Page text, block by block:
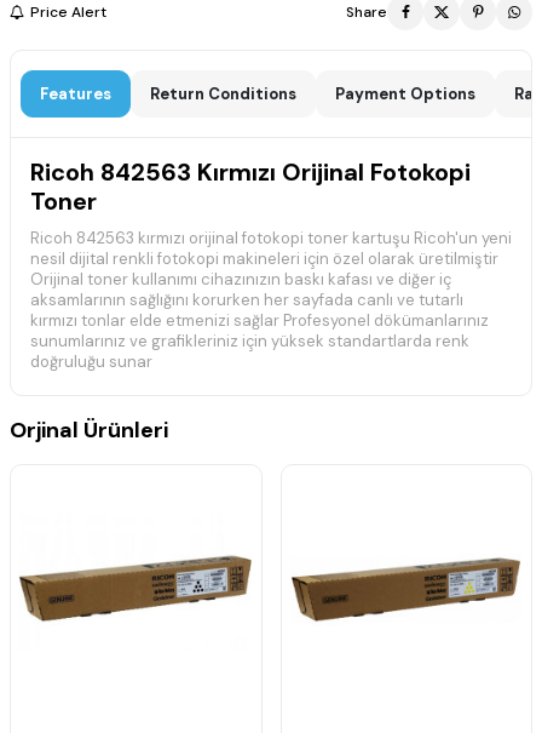
Price Alert Share
Features Return Conditions Payment Options
Ricoh 842563 Kırmızı Orijinal Fotokopi
Toner
Ricoh 842563 kırmızı orijinal fotokopi toner kartuşu Ricoh'un yeni
nesil dijital renkli fotokopi makineleri için özel olarak üretilmiştir
Orijinal toner kullanımı cihazınızın baskı kafası ve diğer iç
aksamlarının sağlığını korurken her sayfada canlı ve tutarlı
kırmızı tonlar elde etmenizi sağlar Profesyonel dökümanlarınız
sunumlarınız ve grafikleriniz için yüksek standartlarda renk
doğruluğu sunar
ortamlarında verimliliği artırarak sık toner değiştirme ihtiyacını
ortadan kaldırır Gelişmiş toner teknolojisi sayesinde kağıt türü
Teknik Özellikler
Ürün Türü: Orijinal Fotokopi Toner
Renk: Kırmızı (Magenta)
Orjinal Ürünleri